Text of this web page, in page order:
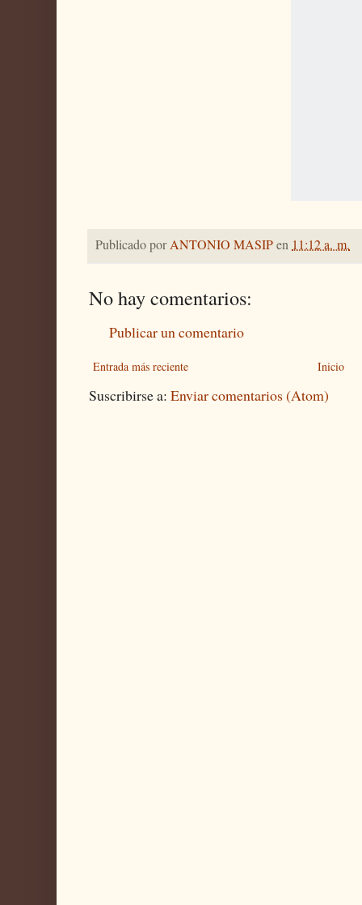
Publicado porANTONIO MASIPen 11:12 a. m.
No hay comentarios:
Publicar un comentario
Entrada más reciente Inicio
Suscribirse a: Enviar comentarios (Atom)